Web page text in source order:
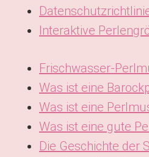
Interaktive
Frischwasser-
Was ist eine
Was ist eine
Was ist eine gute
Die Geschichte der